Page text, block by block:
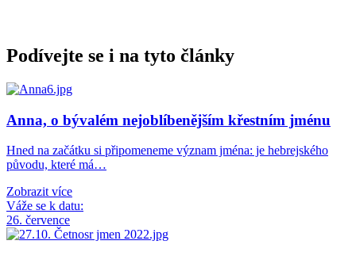
Podívejte se i na tyto články
Anna, o bývalém nejoblíbenějším křestním jménu
Hned na začátku si připomeneme význam jména: je hebrejského
původu, které má…
Zobrazit více
Váže se k datu:
26. července